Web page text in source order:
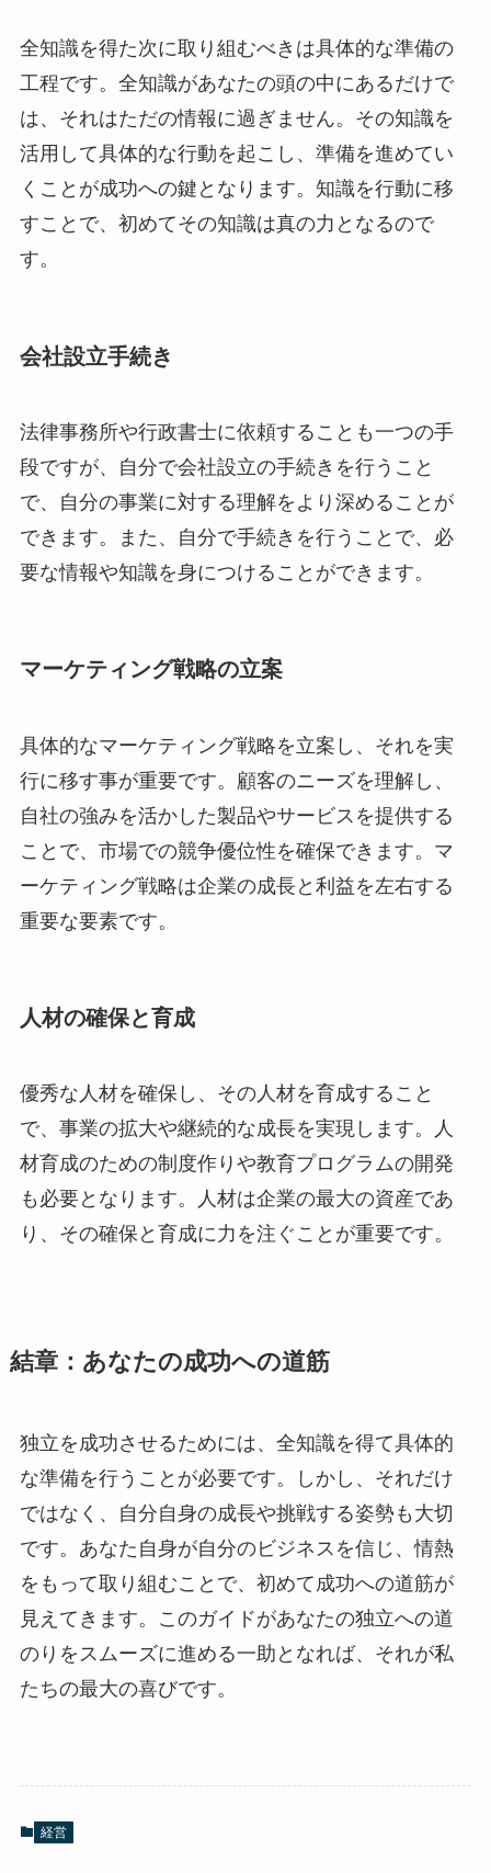
全知識を得た次に取り組むべきは具体的な準備の
工程です。全知識があなたの頭の中にあるだけで
は、それはただの情報に過ぎません。その知識を
活用して具体的な行動を起こし、準備を進めてい
くことが成功への鍵となります。知識を行動に移
すことで、初めてその知識は真の力となるので
す。
会社設立手続き
法律事務所や行政書士に依頼することも一つの手
段ですが、自分で会社設立の手続きを行うこと
で、自分の事業に対する理解をより深めることが
できます。また、自分で手続きを行うことで、必
要な情報や知識を身につけることができます。
マーケティング戦略の立案
具体的なマーケティング戦略を立案し、それを実
行に移す事が重要です。顧客のニーズを理解し、
自社の強みを活かした製品やサービスを提供する
ことで、市場での競争優位性を確保できます。マ
ーケティング戦略は企業の成長と利益を左右する
重要な要素です。
人材の確保と育成
優秀な人材を確保し、その人材を育成すること
で、事業の拡大や継続的な成長を実現します。人
材育成のための制度作りや教育プログラムの開発
も必要となります。人材は企業の最大の資産であ
り、その確保と育成に力を注ぐことが重要です。
結章：あなたの成功への道筋
独立を成功させるためには、全知識を得て具体的
な準備を行うことが必要です。しかし、それだけ
ではなく、自分自身の成長や挑戦する姿勢も大切
です。あなた自身が自分のビジネスを信じ、情熱
をもって取り組むことで、初めて成功への道筋が
見えてきます。このガイドがあなたの独立への道
のりをスムーズに進める一助となれば、それが私
たちの最大の喜びです。
経営